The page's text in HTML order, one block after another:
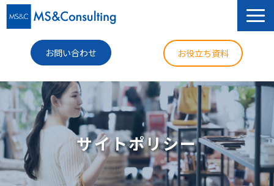
お問い合わせ お役立ち資料
サービス
セミナー
導入事例
コラム
サイトポリシー